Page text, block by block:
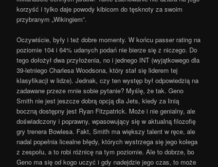
korzyść i tylko daje powody kibicom do tęsknoty za swoim
przybranym „Wikingiem”.
Oczywiście, były i też dobre momenty. W końcu passer rating na
poziomie 104 i 64% udanych podań nie bierze się z niczego. Do
tego dołożył dwa przyłożenia, no i jednego INT (wyjątkowego dla
39-letniego Charlesa Woodsona, który stał się liderem tej
klasyfikacji w lidze). Jednak, czy ten występ był odpowiedzią na
zadawane przeze mnie sobie pytanie? Myślę, że tak. Geno
Smith nie jest jeszcze dobrą opcją dla Jets, kiedy za linią
boczną dostępny jest Ryan Fitzpatrick. Może i nie genialny, ale
doświadczony i poprawny, wpasowujący się w aktualną filozofię
gry trenera Bowlesa. Fakt, Smith ma większy talent w ręce, ale
nadal popełnia licealne błędy, których wystrzega się jego kolega
z zespołu, a to robi różnicę na tym poziomie. Ale to dobrze, bo
Geno ma się od kogo uczyć i gdy nadejdzie jego czas, to może